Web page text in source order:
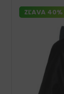
ZĽAVA 40%